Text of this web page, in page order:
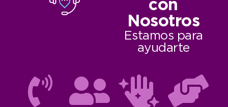
con
Nosotros
Estamos para
ayudarte